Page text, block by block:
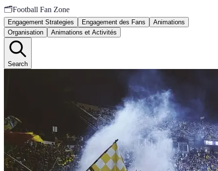
🗂️Football Fan Zone
Engagement Strategies Engagement des Fans
Animations
Organisation
Animations et Activités
Search